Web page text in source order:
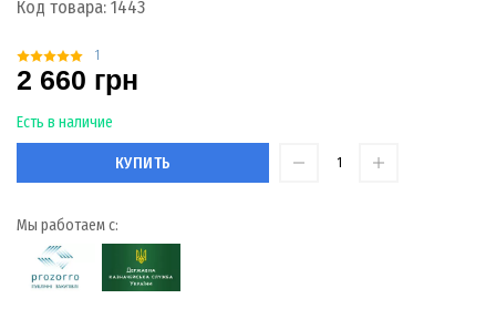
Код товара: 1443
1
2 660 грн
Есть в наличие
КУПИТЬ
Мы работаем с: